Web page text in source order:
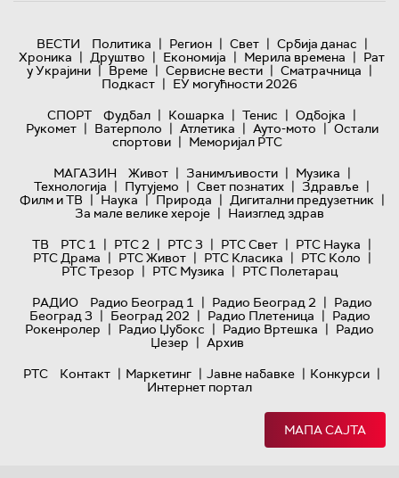
ВЕСТИ Политика | Регион | Свет | Србија данас |
Хроника | Друштво | Економија | Мерила времена | Рат
у Украјини | Време | Сервисне вести | Сматрачница |
Подкаст | ЕУ могућности 2026
СПОРТ
Фудбал | Кошарка | Тенис | Одбојка |
Рукомет | Ватерполо | Атлетика | Ауто-мото | Остали
спортови | Меморијал РТС
МАГАЗИН
Живот | Занимљивости | Музика |
Технологијa | Путујемо | Свет познатих | Здравље |
Филм и ТВ | Наука | Природа | Дигитални предузетник |
За мале велике хероје | Наизглед здрав
ТВ
РТС 1 | РТС 2 | РТС 3 | РТС Свет | РТС Наука |
РТС Драма | РТС Живот | РТС Класика | РТС Коло |
РТС Трезор | РТС Музика | РТС Полетарац
РАДИО
Радио Београд 1 | Радио Београд 2 | Радио
Београд 3 | Београд 202 | Радио Плетеница | Радио
Рокенролер | Радио Џубокс | Радио Вртешка | Радио
Џезер | Архив
РТС
Контакт | Маркетинг | Јавне набавке | Конкурси |
Интернет портал
МАПА САЈТА